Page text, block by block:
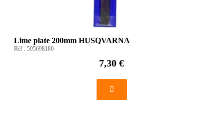
Lime plate 200mm HUSQVARNA
Réf : 505698180
7,30 €